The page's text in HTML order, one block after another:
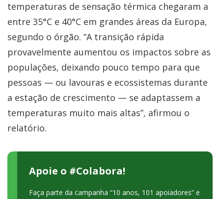
temperaturas de sensação térmica chegaram a
entre 35°C e 40°C em grandes áreas da Europa,
segundo o órgão. “A transição rápida
provavelmente aumentou os impactos sobre as
populações, deixando pouco tempo para que
pessoas — ou lavouras e ecossistemas durante
a estação de crescimento — se adaptassem a
temperaturas muito mais altas”, afirmou o
relatório.
Apoie o #Colabora!
Faça parte da campanha “10 anos, 101 apoiadores” e